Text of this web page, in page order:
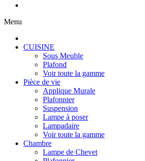
Menu
CUISINE
Sous Meuble
Plafond
Voir toute la gamme
Pièce de vie
Applique Murale
Plafonnier
Suspension
Lampe à poser
Lampadaire
Voir toute la gamme
Chambre
Lampe de Chevet